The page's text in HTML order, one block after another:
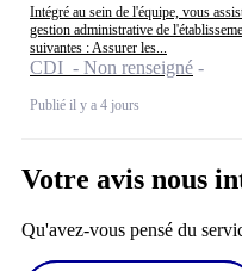
Intégré au sein de l'équipe, vous
gestion administrative de
suivantes : Assurer les...
CDI - Non renseigné
Publié il y a 4 jours
Votre avis nous
Qu'avez-vous pensé du